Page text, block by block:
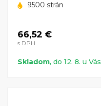
9500 strán
66,52 €
s DPH
Skladom, do 12. 8. u Vás